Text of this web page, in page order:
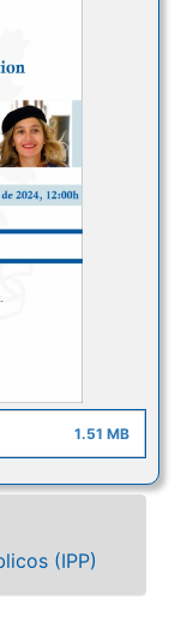
1.51 MB
(IPP)